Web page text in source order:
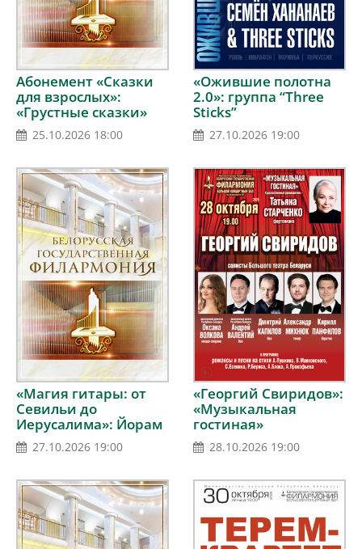
Абонемент «Сказки
для взрослых»:
«Грустные сказки»
(концерт первый)
25.10.2026 18:00
«Ожившие полотна
2.0»: группа “Three
Sticks”
27.10.2026 19:00
«Магия гитары: от
Севильи до
Иерусалима»: Йорам
Зербиб (классическая
гитара, Израиль),
Государственного
камерного оркестра
Республики Беларусь
27.10.2026 19:00
«Георгий Свиридов»:
«Музыкальная
гостиная»
28.10.2026 19:00